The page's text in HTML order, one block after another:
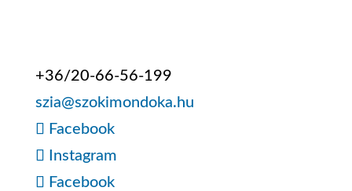
+36/20-66-56-199
szia@szokimondoka.hu
Facebook
Instagram
Facebook